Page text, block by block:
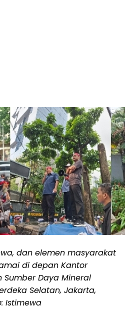
dan elemen masyarakat
di depan Kantor
Sumber Daya Mineral
Selatan, Jakarta,
Istimewa